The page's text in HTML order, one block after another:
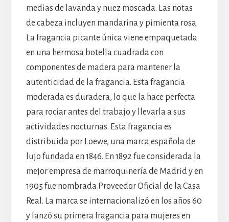
medias de lavanda y nuez moscada. Las notas
de cabeza incluyen mandarina y pimienta rosa.
La fragancia picante única viene empaquetada
en una hermosa botella cuadrada con
componentes de madera para mantener la
autenticidad de la fragancia. Esta fragancia
moderada es duradera, lo que la hace perfecta
para rociar antes del trabajo y llevarla a sus
actividades nocturnas. Esta fragancia es
distribuida por Loewe, una marca española de
lujo fundada en 1846. En 1892 fue considerada la
mejor empresa de marroquinería de Madrid y en
1905 fue nombrada Proveedor Oficial de la Casa
Real. La marca se internacionalizó en los años 60
y lanzó su primera fragancia para mujeres en